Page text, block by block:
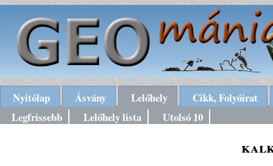
Nyitólap Ásvány Lelőhely
Cikk, Folyóirat
Legfrissebb
Lelőhely lista Utolsó 10